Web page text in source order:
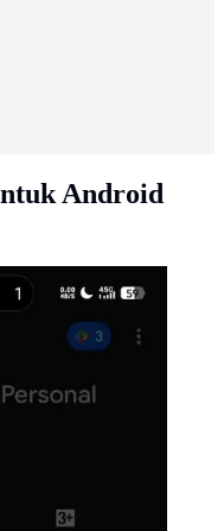
Android